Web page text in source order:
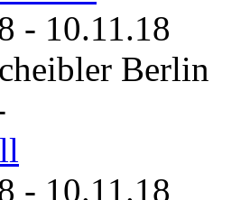
- 10.11.18
Berlin
- 10.11.18